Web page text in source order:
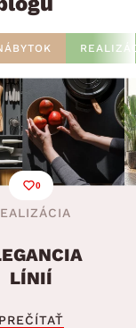
0
LÍNIÍ
PREČÍTAŤ